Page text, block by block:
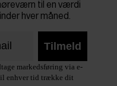
til en værdi
hver måned.
Tilmeld
markedsføring via e-
enhver tid trække dit